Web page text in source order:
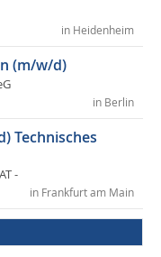
in Heidenheim
(m/w/d)
in Berlin
Technisches
-
in Frankfurt am Main